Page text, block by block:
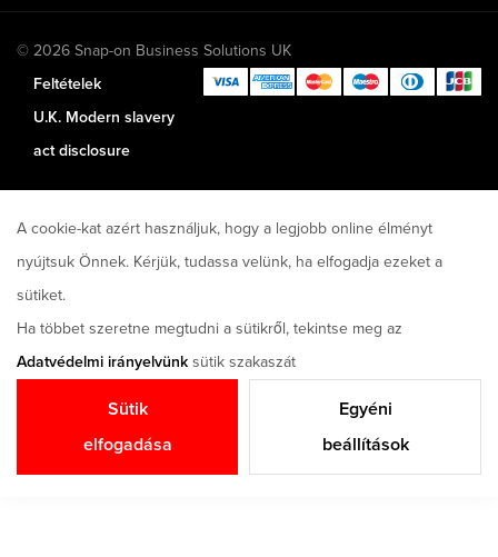
© 2026 Snap-on Business Solutions UK
Feltételek
U.K. Modern slavery
act disclosure
A cookie-kat azért használjuk, hogy a legjobb online élményt
nyújtsuk Önnek. Kérjük, tudassa velünk, ha elfogadja ezeket a
sütiket.
Ha többet szeretne megtudni a sütikről, tekintse meg az
Adatvédelmi irányelvünk sütik szakaszát
Sütik
elfogadása
Egyéni
beállítások